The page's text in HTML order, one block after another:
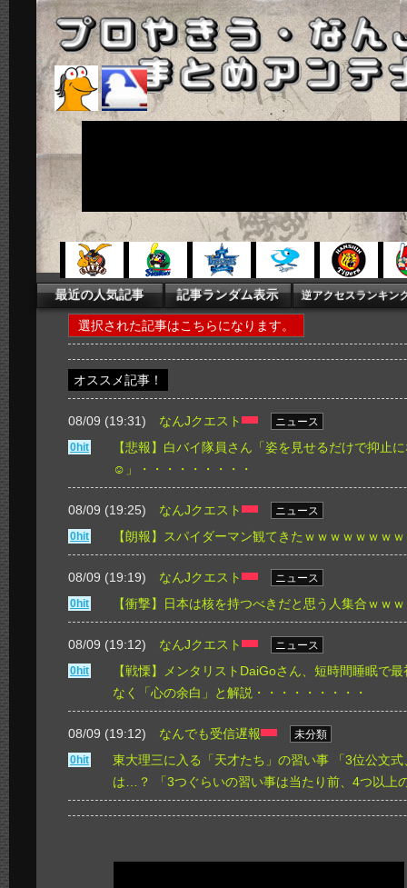
選択された記事はこちらになります。
オススメ記事！
08/09 (19:31) なんJクエスト
ニュース
0hit
【悲報】白バイ隊員さん「姿を見せるだけで抑止
☺」・・・・・・・・・
08/09 (19:25) なんJクエスト
ニュース
0hit
【朗報】スパイダーマン観てきたｗｗｗｗｗｗｗ
08/09 (19:19) なんJクエスト
ニュース
0hit
【衝撃】日本は核を持つべきだと思う人集合ｗｗ
08/09 (19:12) なんJクエスト
ニュース
0hit
【戦慄】メンタリストDaiGoさん、短時間睡眠で
なく「心の余白」と解説・・・・・・・・・
08/09 (19:12) なんでも受信遅報
未分類
0hit
東大理三に入る「天才たち」の習い事 「3位公文
は…？ 「3つぐらいの習い事は当たり前、4つ以上